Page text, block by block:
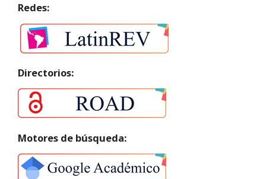
Redes:
Directorios:
Motores de búsqueda: